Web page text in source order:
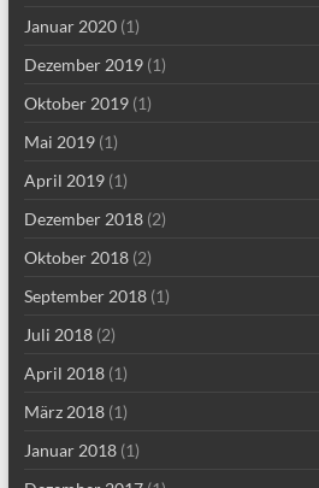
Januar 2020(1)
Dezember 2019(1)
Oktober 2019(1)
Mai 2019(1)
April 2019(1)
Dezember 2018(2)
Oktober 2018(2)
September 2018(1)
Juli 2018(2)
April 2018(1)
März 2018(1)
Januar 2018(1)